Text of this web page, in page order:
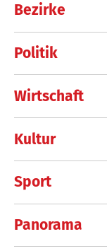
Bezirke
Politik
Wirtschaft
Kultur
Sport
Panorama